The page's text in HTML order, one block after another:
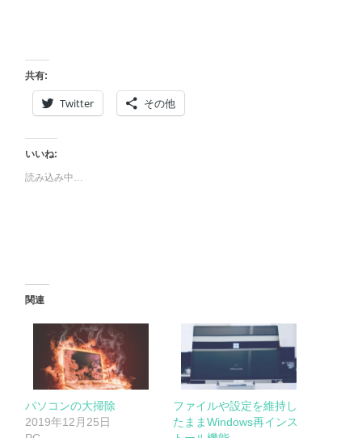
共有:
Twitter その他
いいね:
読み込み中…
関連
パソコンの大掃除
2019年12月25日
ファイルや設定を維持し
たままWindows再インス